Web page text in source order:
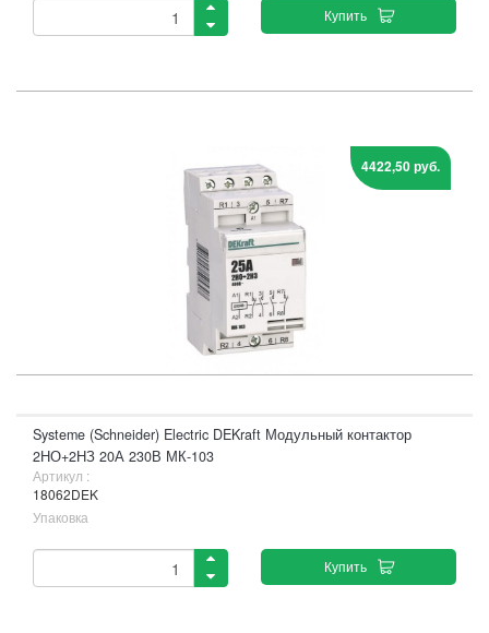
Купить
4422,50 руб.
Systeme (Schneider) Electric DEKraft Модульный контактор
2НО+2НЗ 20А 230В МК-103
Артикул :
18062DEK
Упаковка
Купить